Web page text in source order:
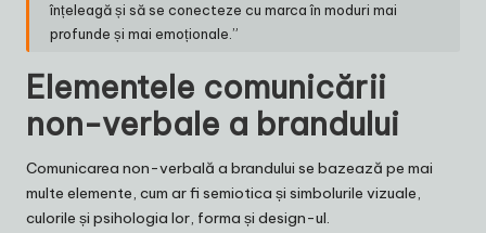
înțeleagă și să se conecteze cu marca în moduri mai
profunde și mai emoționale.”
Elementele comunicării
non-verbale a brandului
Comunicarea non-verbală a brandului se bazează pe mai
multe elemente, cum ar fi semiotica și simbolurile vizuale,
culorile și psihologia lor, forma și design-ul.